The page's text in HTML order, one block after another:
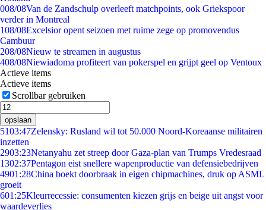
008/08Van de Zandschulp overleeft matchpoints, ook Griekspoor
verder in Montreal
108/08Excelsior opent seizoen met ruime zege op promovendus
Cambuur
208/08Nieuw te streamen in augustus
408/08Niewiadoma profiteert van pokerspel en grijpt geel op Ventoux
Actieve items
Actieve items
Scrollbar gebruiken
opslaan
5103:47Zelensky: Rusland wil tot 50.000 Noord-Koreaanse militairen
inzetten
2903:23Netanyahu zet streep door Gaza-plan van Trumps Vredesraad
1302:37Pentagon eist snellere wapenproductie van defensiebedrijven
4901:28China boekt doorbraak in eigen chipmachines, druk op ASML
groeit
601:25Kleurrecessie: consumenten kiezen grijs en beige uit angst voor
waardeverlies